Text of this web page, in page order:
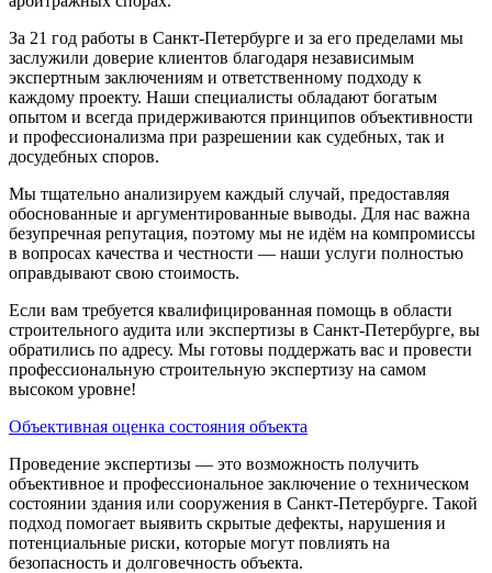
За 21 год работы в Санкт-Петербурге и за его пределами мы
заслужили доверие клиентов благодаря независимым
экспертным заключениям и ответственному подходу к
каждому проекту. Наши специалисты обладают богатым
опытом и всегда придерживаются принципов объективности
и профессионализма при разрешении как судебных, так и
досудебных споров.
Мы тщательно анализируем каждый случай, предоставляя
обоснованные и аргументированные выводы. Для нас важна
безупречная репутация, поэтому мы не идём на компромиссы
в вопросах качества и честности — наши услуги полностью
оправдывают свою стоимость.
Если вам требуется квалифицированная помощь в области
строительного аудита или экспертизы в Санкт-Петербурге, вы
обратились по адресу. Мы готовы поддержать вас и провести
профессиональную строительную экспертизу на самом
высоком уровне!
Объективная оценка состояния объекта
Проведение экспертизы — это возможность получить
объективное и профессиональное заключение о техническом
состоянии здания или сооружения в Санкт-Петербурге. Такой
подход помогает выявить скрытые дефекты, нарушения и
потенциальные риски, которые могут повлиять на
безопасность и долговечность объекта.